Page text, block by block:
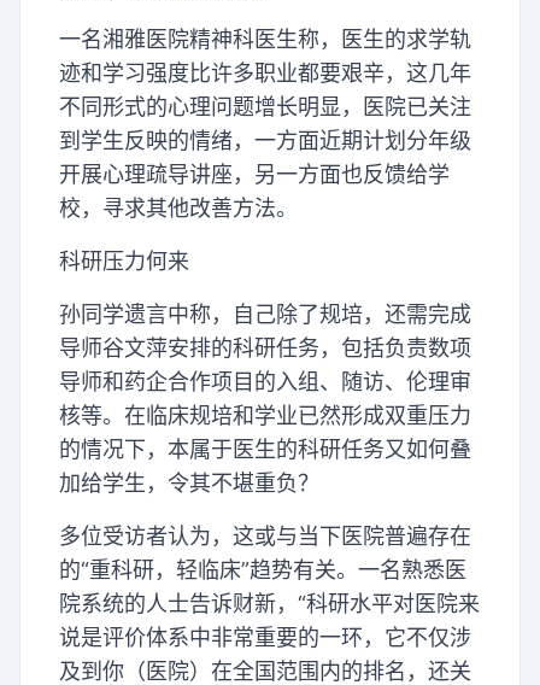
一名湘雅医院精神科医生称，医生的求学轨
迹和学习强度比许多职业都要艰辛，这几年
不同形式的心理问题增长明显，医院已关注
到学生反映的情绪，一方面近期计划分年级
开展心理疏导讲座，另一方面也反馈给学
校，寻求其他改善方法。
科研压力何来
孙同学遗言中称，自己除了规培，还需完成
导师谷文萍安排的科研任务，包括负责数项
导师和药企合作项目的入组、随访、伦理审
核等。在临床规培和学业已然形成双重压力
的情况下，本属于医生的科研任务又如何叠
加给学生，令其不堪重负？
多位受访者认为，这或与当下医院普遍存在
的“重科研，轻临床”趋势有关。一名熟悉医
院系统的人士告诉财新，“科研水平对医院来
说是评价体系中非常重要的一环，它不仅涉
及到你（医院）在全国范围内的排名，还关